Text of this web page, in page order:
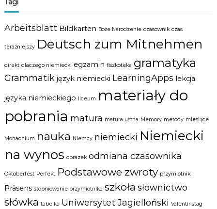
Tagi
Arbeitsblatt Bildkarten Boże Narodzenie czasownik czas
teraźniejszy Deutsch zum Mitnehmen
direkt dlaczego niemiecki egzamin fiszkoteka gramatyka
Grammatik język niemiecki LearningApps lekcja
języka niemieckiego liceum
materiały do
pobrania matura matura ustna Memory metody miesiące
Monachium nauka Niemcy niemiecki Niemiecki
na wynos obrazek odmiana czasownika
Oktoberfest Perfekt Podstawowe zwroty przymiotnik
Präsens stopniowanie przymiotnika szkoła słownictwo
słówka tabelka Uniwersytet Jagielloński Valentinstag